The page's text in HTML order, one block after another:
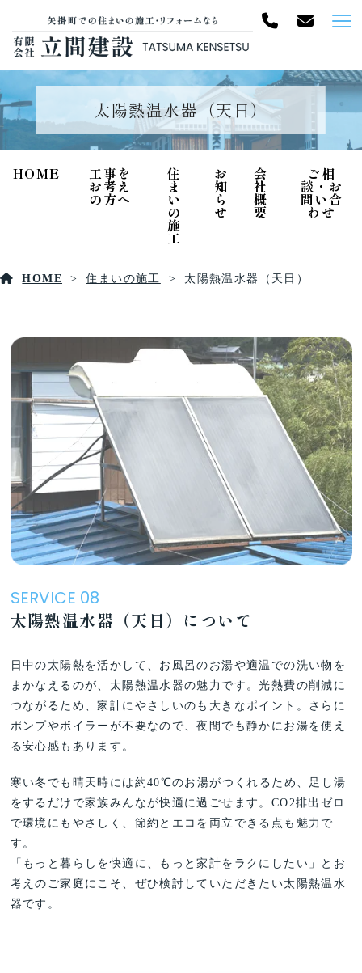
太陽熱温水器（天日）
HOME 工事を
お考え
の方へ
住
ま
い
の
施
工
お
知
ら
せ
会
社
概
要
ご相
談・お
問い合
わせ
HOME 住まいの施工 太陽熱温水器（天日）
SERVICE 08
太陽熱温水器（天日）について
日中の太陽熱を活かして、お風呂のお湯や適温での洗い物を
まかなえるのが、太陽熱温水器の魅力です。光熱費の削減に
つながるため、家計にやさしいのも大きなポイント。さらに
ポンプやボイラーが不要なので、夜間でも静かにお湯を使え
る安心感もあります。
寒い冬でも晴天時には約40℃のお湯がつくれるため、足し湯
をするだけで家族みんなが快適に過ごせます。CO2排出ゼロ
で環境にもやさしく、節約とエコを両立できる点も魅力で
す。
「もっと暮らしを快適に、もっと家計をラクにしたい」とお
考えのご家庭にこそ、ぜひ検討していただきたい太陽熱温水
器です。